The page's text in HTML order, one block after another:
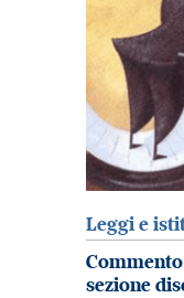
Leggi e
sezione